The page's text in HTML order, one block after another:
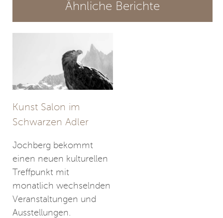
Ähnliche Berichte
Kunst Salon im
Schwarzen Adler
Jochberg bekommt
einen neuen kulturellen
Treffpunkt mit
monatlich wechselnden
Veranstaltungen und
Ausstellungen.